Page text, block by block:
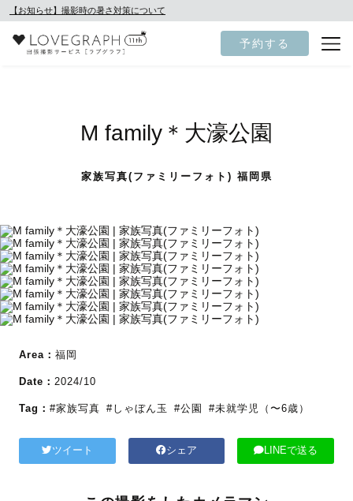
【お知らせ】撮影時の暑さ対策について
予約する
M family＊大濠公園
家族写真(ファミリーフォト) 福岡県
Area： 福岡
Date： 2024/10
Tag： #家族写真 #しゃぼん玉 #公園 #未就学児（〜6歳）
ツイート シェア LINEで送る